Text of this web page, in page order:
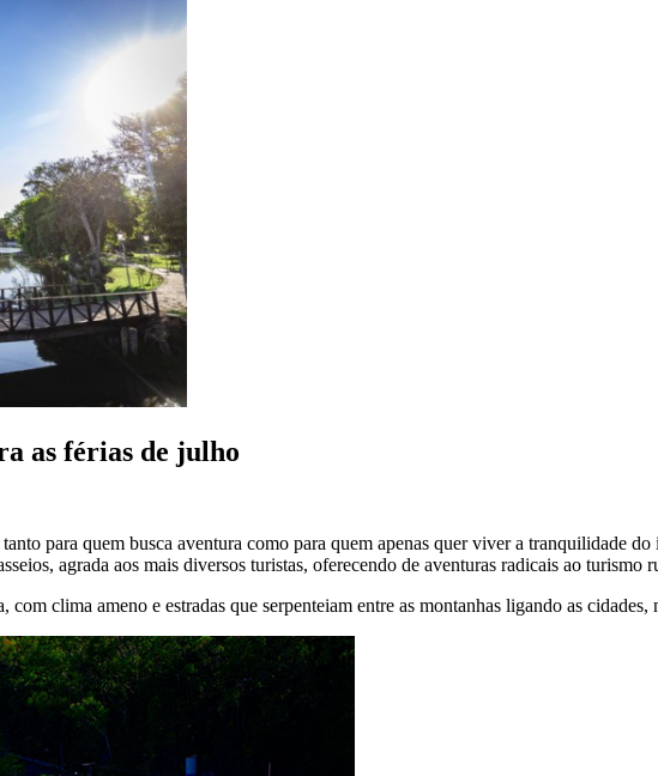
as férias de julho
para quem busca aventura como para quem apenas quer viver a tranquilidade
agrada aos mais diversos turistas, oferecendo de aventuras radicais ao turismo
clima ameno e estradas que serpenteiam entre as montanhas ligando as